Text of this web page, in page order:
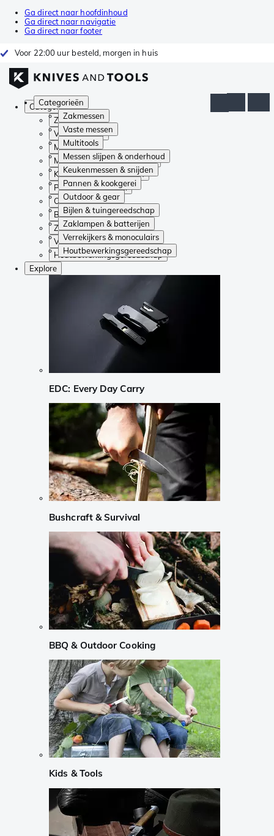
Ga direct naar hoofdinhoud
Ga direct naar navigatie
Ga direct naar footer
Voor 22:00 uur besteld, morgen in huis
Categorieën
Zakmessen
Vaste messen
Multitools
Messen slijpen & onderhoud
Keukenmessen & snijden
Pannen & kookgerei
Outdoor & gear
Bijlen & tuingereedschap
Zaklampen & batterijen
Verrekijkers & monoculairs
Houtbewerkingsgereedschap
Categorieën
Zakmessen
Vaste messen
Multitools
Messen slijpen & onderhoud
Keukenmessen & snijden
Pannen & kookgerei
Outdoor & gear
Bijlen & tuingereedschap
Zaklampen & batterijen
Verrekijkers & monoculairs
Houtbewerkingsgereedschap
Explore
EDC: Every Day Carry
Bushcraft & Survival
BBQ & Outdoor Cooking
Kids & Tools